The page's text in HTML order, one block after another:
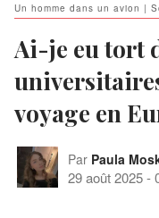
Un homme dans un avion |
Ai-je eu tort
voyage en
Par Paula
29 août 2025-